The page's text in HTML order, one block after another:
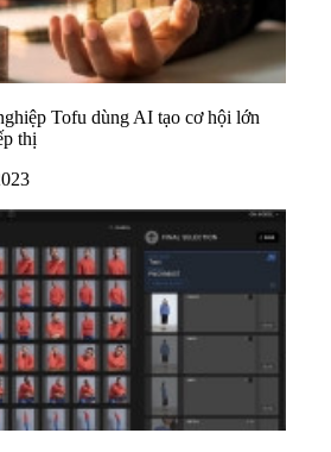
Tofu dùng AI tạo cơ hội lớn
thị